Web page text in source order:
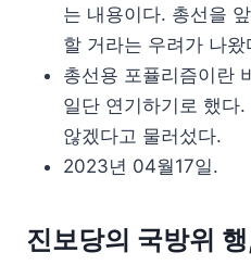
는 내용이다. 총선을
할 거라는 우려가 나왔
총선용 포퓰리즘이란
일단 연기하기로 했다
않겠다고 물러섰다.
2023년 04월17일.
진보당의 국방위